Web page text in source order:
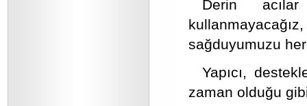
Derin
sağduyumuzu
Yapıcı,
zaman olduğu